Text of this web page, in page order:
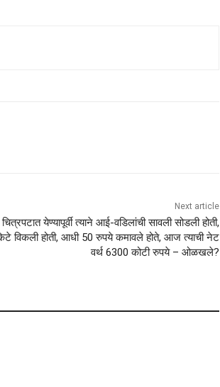
Next article
चित्रपटात येण्यापूर्वी त्याने आई-वडिलांची सावली सोडली होती,
विकली होती, आधी 50 रुपये कमावले होते, आज त्याची नेट
वर्थ 6300 कोटी रुपये – ओळखले?